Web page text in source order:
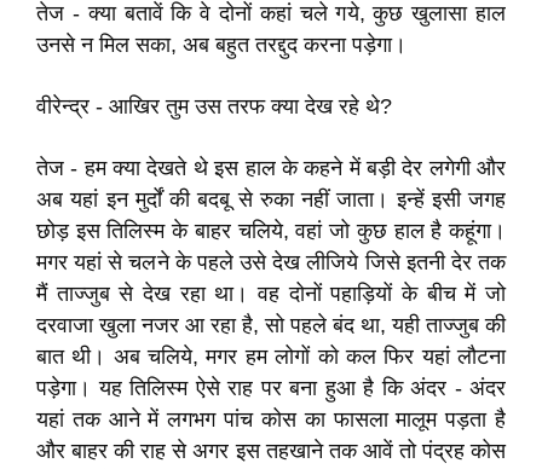
तेज - क्या बतावें कि वे दोनों कहां चले गये, कुछ खुलासा हाल
उनसे न मिल सका, अब बहुत तरद्दुद करना पड़ेगा।
वीरेन्द्र - आखिर तुम उस तरफ क्या देख रहे थे?
तेज - हम क्या देखते थे इस हाल के कहने में बड़ी देर लगेगी और
अब यहां इन मुर्दों की बदबू से रुका नहीं जाता। इन्हें इसी जगह
छोड़ इस तिलिस्म के बाहर चलिये, वहां जो कुछ हाल है कहूंगा।
मगर यहां से चलने के पहले उसे देख लीजिये जिसे इतनी देर तक
मैं ताज्जुब से देख रहा था। वह दोनों पहाड़ियों के बीच में जो
दरवाजा खुला नजर आ रहा है, सो पहले बंद था, यही ताज्जुब की
बात थी। अब चलिये, मगर हम लोगों को कल फिर यहां लौटना
पड़ेगा। यह तिलिस्म ऐसे राह पर बना हुआ है कि अंदर - अंदर
यहां तक आने में लगभग पांच कोस का फासला मालूम पड़ता है
और बाहर की राह से अगर इस तहखाने तक आवें तो पंद्रह कोस